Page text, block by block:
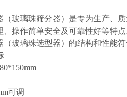
（玻璃珠筛分器）是专为生产、
操作简单安全及可靠性好等特点
（玻璃珠选型器）的结构和性能
可调